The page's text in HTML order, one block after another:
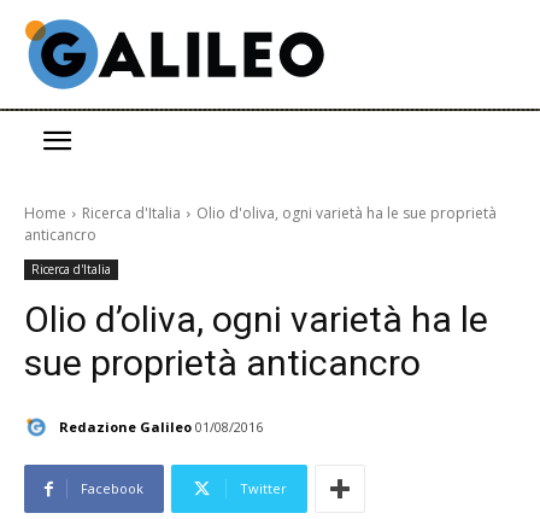
Home Ricerca d'Italia
Olio d'oliva, ogni varietà ha le sue proprietà
anticancro
Ricerca d'Italia
Olio d’oliva, ogni varietà ha le
sue proprietà anticancro
Redazione Galileo 01/08/2016
Facebook Twitter